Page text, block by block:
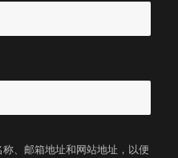
、邮箱地址和网站地址，以便